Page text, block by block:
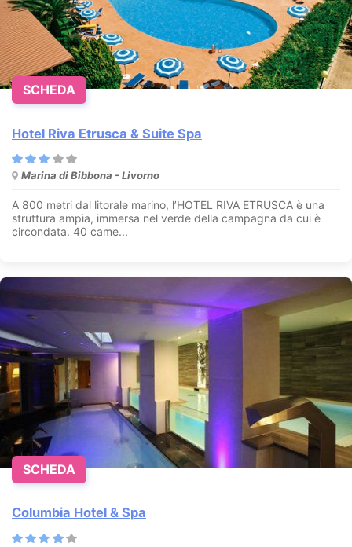
Hotel Riva Etrusca & Suite Spa
Marina di Bibbona - Livorno
A 800 metri dal litorale marino, l’HOTEL RIVA ETRUSCA è una
struttura ampia, immersa nel verde della campagna da cui è
circondata. 40 came...
SCHEDA
Columbia Hotel & Spa
SCHEDA